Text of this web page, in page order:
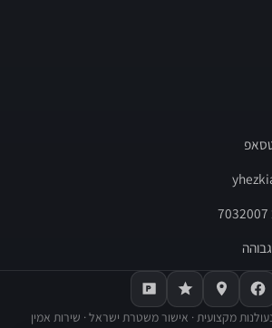
מקצועית · אישור משטרת ישראל · שירות אמין